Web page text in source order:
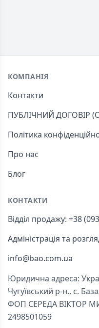
Footer
КОМПАНІЯ
Контакти
ПУБЛІЧНИЙ ДОГОВІР
Політика
Про нас
Блог
КОНТАКТИ
Відділ продажу: +38
Адміністрація та
info@bao.com.ua
Юридична адреса:
Чугуївський р-н., с.
ФОП СЕРЕДА ВІКТОР
2498501059